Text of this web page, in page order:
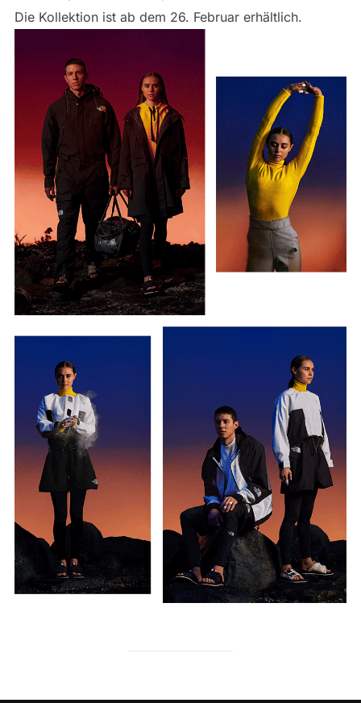
Die Kollektion ist ab dem 26. Februar erhältlich.